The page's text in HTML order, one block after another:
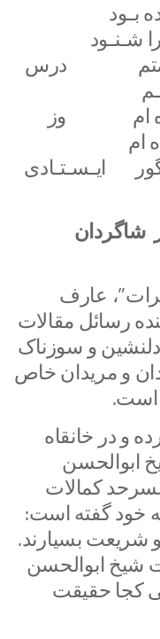
بـود
شـنـود
و امتم درس
ام وز
ام
ایـسـتـادی
شاگردان
عارف
رسائل مقالات
و سوزناک
و مریدان خاص
است.
و در خانقاه
ابوالحسن
کمالات
خود گفته است:
شریعت بسیارند.
شیخ ابوالحسن
کجا حقیقت